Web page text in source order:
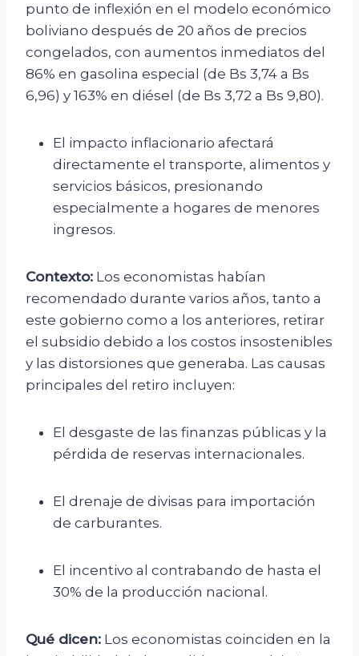
punto de inflexión en el modelo económico
boliviano después de 20 años de precios
congelados, con aumentos inmediatos del
86% en gasolina especial (de Bs 3,74 a Bs
6,96) y 163% en diésel (de Bs 3,72 a Bs 9,80).
El impacto inflacionario afectará
directamente el transporte, alimentos y
servicios básicos, presionando
especialmente a hogares de menores
ingresos.
Contexto: Los economistas habían
recomendado durante varios años, tanto a
este gobierno como a los anteriores, retirar
el subsidio debido a los costos insostenibles
y las distorsiones que generaba. Las causas
principales del retiro incluyen:
El desgaste de las finanzas públicas y la
pérdida de reservas internacionales.
El drenaje de divisas para importación
de carburantes.
El incentivo al contrabando de hasta el
30% de la producción nacional.
Qué dicen: Los economistas coinciden en la